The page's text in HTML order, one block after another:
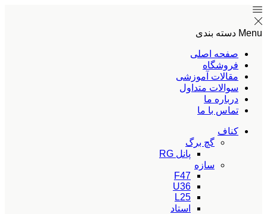
Menu دسته بندی
صفحه اصلی
فروشگاه
مقالات آموزشی
سوالات متداول
درباره ما
تماس با ما
کناف
گچ برگ
پانل RG
سازه
F47
U36
L25
استاد